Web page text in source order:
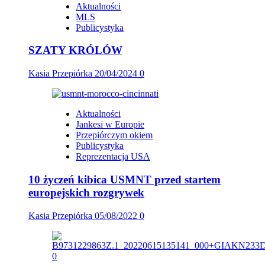
Aktualności
MLS
Publicystyka
SZATY KRÓLÓW
Kasia Przepiórka 20/04/2024 0
Aktualności
Jankesi w Europie
Przepiórczym okiem
Publicystyka
Reprezentacja USA
10 życzeń kibica USMNT przed startem
europejskich rozgrywek
Kasia Przepiórka 05/08/2022 0